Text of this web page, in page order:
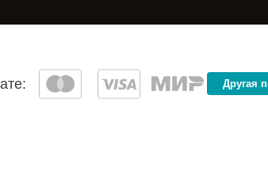
Другая